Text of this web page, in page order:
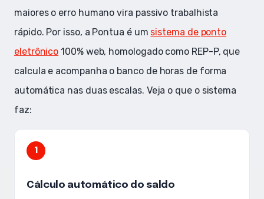
maiores o erro humano vira passivo trabalhista
rápido. Por isso, a Pontua é um sistema de ponto
eletrônico 100% web, homologado como REP-P, que
calcula e acompanha o banco de horas de forma
automática nas duas escalas. Veja o que o sistema
faz:
1
Cálculo automático do saldo